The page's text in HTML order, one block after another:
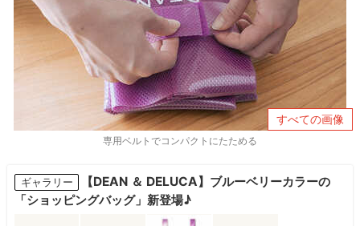
すべての画像
専用ベルトでコンパクトにたためる
ギャラリー
【DEAN ＆ DELUCA】ブルーベリーカラーの
「ショッピングバッグ」新登場♪